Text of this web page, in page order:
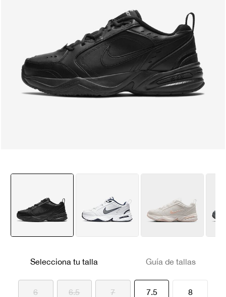
Selecciona tu talla Guía de tallas
6 6.5 7 7.5seleccionado
8